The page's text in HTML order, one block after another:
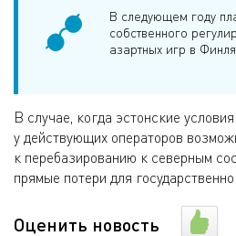
В следующем году
собственного
азартных игр в
В случае, когда эстонские
у действующих операторов
к перебазированию к северным
прямые потери для
Оценить новость